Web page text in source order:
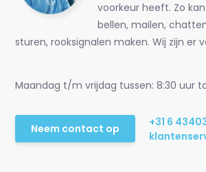
voorkeur heeft. Zo
bellen, mailen,
sturen, rooksignalen maken. Wij zijn er
Maandag t/m vrijdag tussen: 8:30 uur
Neem contact op
+31 6